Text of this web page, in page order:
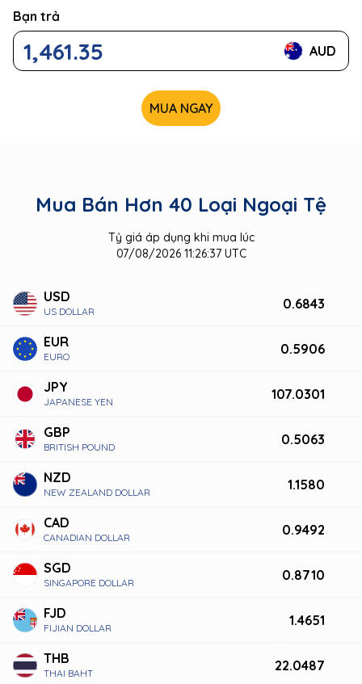
Mua Bán Hơn 40 Loại Ngoại Tệ
Tỷ giá áp dụng khi mua lúc
07/08/2026 11:26:37 UTC
USD
US DOLLAR 0.6843
EUR
EURO 0.5906
JPY
JAPANESE YEN 107.0301
GBP
BRITISH POUND 0.5063
NZD
NEW ZEALAND DOLLAR 1.1580
CAD
CANADIAN DOLLAR 0.9492
SGD
SINGAPORE DOLLAR 0.8710
FJD
FIJIAN DOLLAR 1.4651
THB
THAI BAHT 22.0487